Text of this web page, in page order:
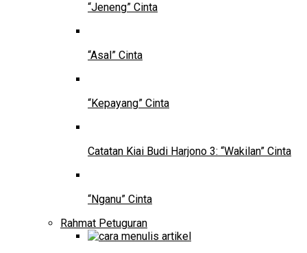
“Jeneng” Cinta
“Asal” Cinta
“Kepayang” Cinta
Catatan Kiai Budi Harjono 3: “Wakilan” Cinta
“Nganu” Cinta
Rahmat Petuguran